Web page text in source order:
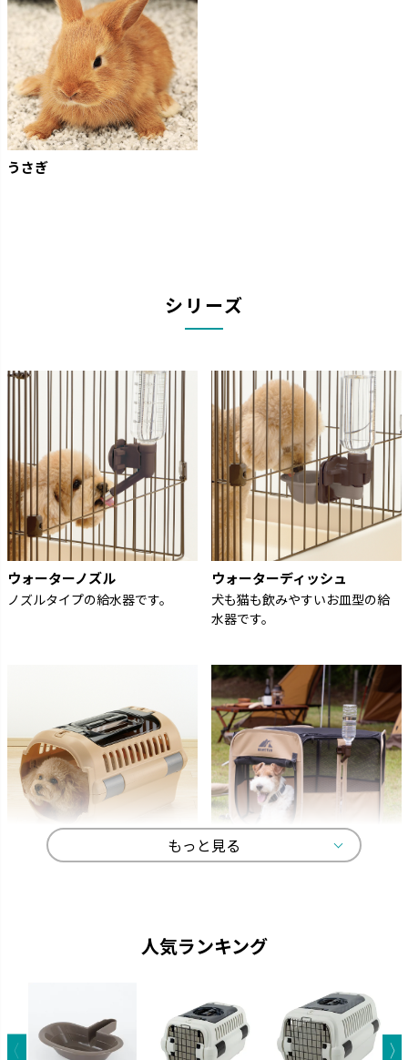
うさぎ
シリーズ
ウォーターノズル
ノズルタイプの給水器です。
ウォーターディッシュ
犬も猫も飲みやすいお皿型の給
水器です。
もっと見る
人気ランキング